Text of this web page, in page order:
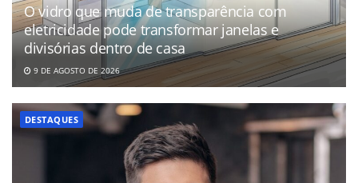
O vidro que muda de transparência com
eletricidade pode transformar janelas e
divisórias dentro de casa
9 DE AGOSTO DE 2026
DESTAQUES